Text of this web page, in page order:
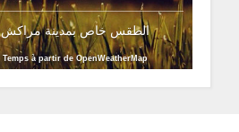
الطقس خاص بمدينة مراكش
Temps à partir de OpenWeatherMap